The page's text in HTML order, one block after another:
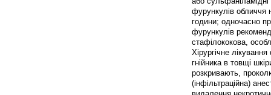
фурункулів обличчя
години; одночасно
фурункулів
стафілококова,
Хірургічне
гнійника в товщі
розкривають,
(інфільтраційна)